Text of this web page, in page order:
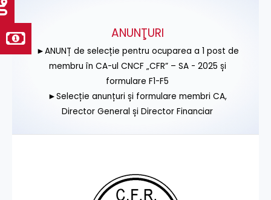
ANUNŢURI
►ANUNȚ de selecție pentru ocuparea a 1 post de
membru în CA-ul CNCF „CFR” – SA - 2025 și
formulare F1-F5
►Selecție anunțuri și formulare membri CA,
Director General și Director Financiar